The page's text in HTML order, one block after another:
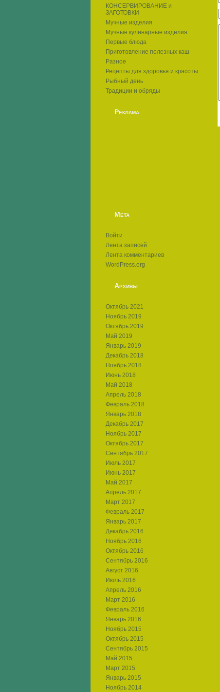
КОНСЕРВИРОВАНИЕ и
ЗАГОТОВКИ
Мучные изделия
Мучные кулинарные изделия
Первые блюда
Приготовление полезных каш
Разное
Рецепты для здоровья и красоты
Рыбный день
Традиции и обряды
Реклама
Мета
Войти
Лента записей
Лента комментариев
WordPress.org
Архивы
Октябрь 2021
Ноябрь 2019
Октябрь 2019
Май 2019
Январь 2019
Декабрь 2018
Ноябрь 2018
Июнь 2018
Май 2018
Апрель 2018
Февраль 2018
Январь 2018
Декабрь 2017
Ноябрь 2017
Октябрь 2017
Сентябрь 2017
Июль 2017
Июнь 2017
Май 2017
Апрель 2017
Март 2017
Февраль 2017
Январь 2017
Декабрь 2016
Ноябрь 2016
Октябрь 2016
Сентябрь 2016
Август 2016
Июль 2016
Апрель 2016
Март 2016
Февраль 2016
Январь 2016
Ноябрь 2015
Октябрь 2015
Сентябрь 2015
Май 2015
Март 2015
Январь 2015
Ноябрь 2014